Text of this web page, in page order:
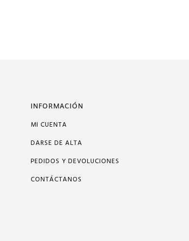
INFORMACIÓN
MI CUENTA
DARSE DE ALTA
PEDIDOS Y DEVOLUCIONES
CONTÁCTANOS